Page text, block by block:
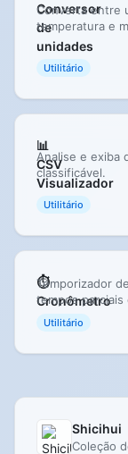
Conversor
de
unidades
Converta entre
temperatura e
Utilitário
📊
CSV
Visualizador
Analise e exiba
classificável.
Utilitário
⏱️
Cronômetro
Temporizador
tempos
Utilitário
Shicihui
Coleção